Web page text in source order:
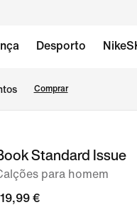
Desporto
Comprar
Standard Issue
para homem
€